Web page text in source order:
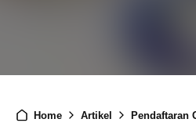
Home Artikel Pendaftaran